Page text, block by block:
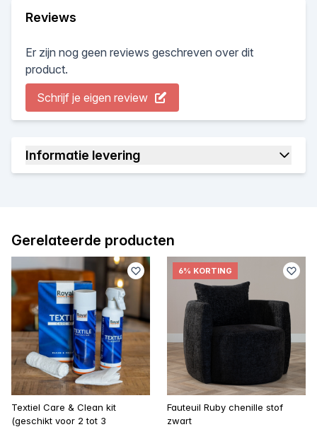
Reviews
Er zijn nog geen reviews geschreven over dit
product.
Schrijf je eigen review
Informatie levering
Gerelateerde producten
Textiel Care & Clean kit
(geschikt voor 2 tot 3
6% KORTING
Fauteuil Ruby chenille stof
zwart